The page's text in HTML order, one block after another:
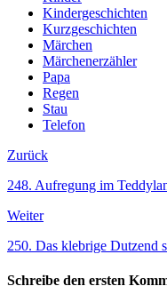
Kindergeschichten
Kurzgeschichten
Märchen
Märchenerzähler
Papa
Regen
Stau
Telefon
Zurück
248. Aufregung im
Weiter
250. Das klebrige Dutzend
Schreibe den ersten